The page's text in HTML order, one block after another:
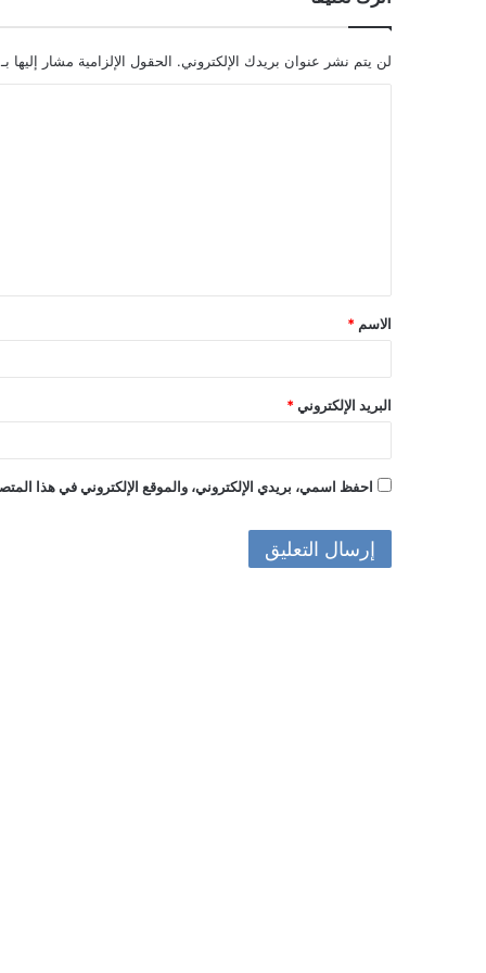
لن يتم نشر عنوان بريدك الإلكتروني. الحقول الإلزامية مشار إليها بـ
ق
*
الاسم *
البريد الإلكتروني *
احفظ اسمي، بريدي الإلكتروني، والموقع الإلكتروني في هذا